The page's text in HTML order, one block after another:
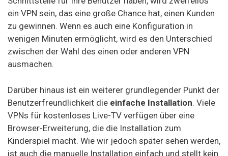
ein VPN sein, das eine große Chance hat, einen Kunden
zu gewinnen. Wenn es auch eine Konfiguration in
wenigen Minuten ermöglicht, wird es den Unterschied
zwischen der Wahl des einen oder anderen VPN
ausmachen.
Darüber hinaus ist ein weiterer grundlegender Punkt der
Benutzerfreundlichkeit die einfache Installation. Viele
VPNs für kostenloses Live-TV verfügen über eine
Browser-Erweiterung, die die Installation zum
Kinderspiel macht. Wie wir jedoch später sehen werden,
ist auch die manuelle Installation einfach und stellt kein